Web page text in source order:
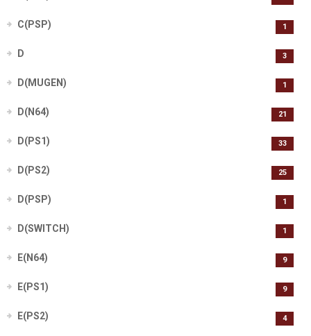
C(PSP) 1
D 3
D(MUGEN) 1
D(N64) 21
D(PS1) 33
D(PS2) 25
D(PSP) 1
D(SWITCH) 1
E(N64) 9
E(PS1) 9
E(PS2) 4